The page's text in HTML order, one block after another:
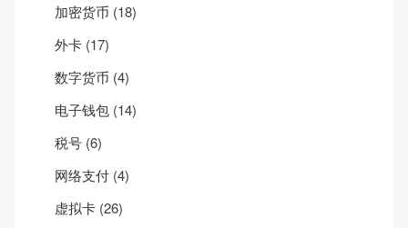
加密货币 (18)
外卡 (17)
数字货币 (4)
电子钱包 (14)
税号 (6)
网络支付 (4)
虚拟卡 (26)